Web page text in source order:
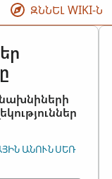
Record Office
ԶՆՆԵԼ WIKI-Ն
ԱՆՈՒՆՍԵՌ